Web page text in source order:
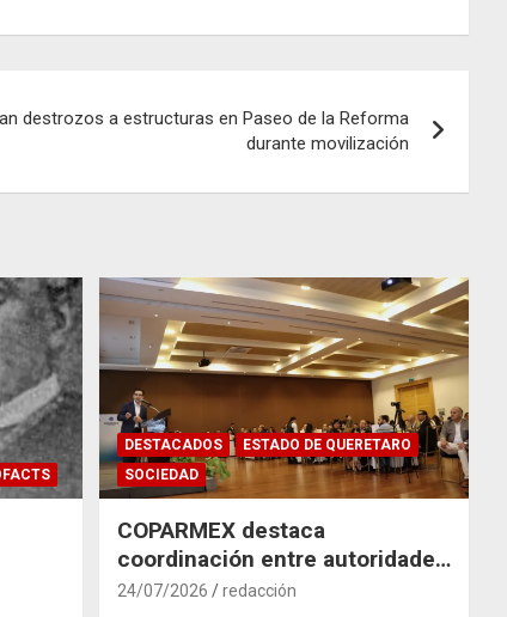
destrozos a estructuras en Paseo de la Reforma
durante movilización
DESTACADOS
ESTADO DE QUERETARO
SOCIEDAD
COPARMEX destaca
coordinación entre autoridades
y empresas para mitigar el
24/07/2026 redacción